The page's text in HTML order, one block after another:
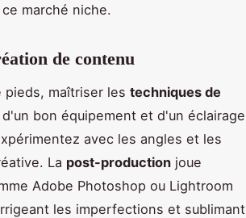
marché niche.
de contenu
pieds, maîtriser les techniques de
bon équipement et d'un éclairage
avec les angles et les
La post-production joue
Adobe Photoshop ou Lightroom
les imperfections et sublimant